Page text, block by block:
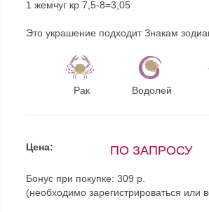
1 жемчуг кр 7,5-8=3,05
Это украшение подходит Знакам
Рак Водолей
Цена: ПО ЗАПРОСУ
Бонус при покупке: 309 р.
(необходимо зарегистрироваться или